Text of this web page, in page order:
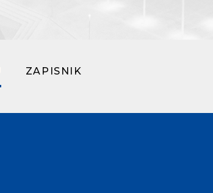
ZAPISNIK